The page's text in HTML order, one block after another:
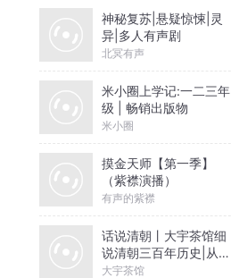
神秘复苏|悬疑惊悚|灵
异|多人有声剧
北冥有声
米小圈上学记:一二三年
级 | 畅销出版物
米小圈
摸金天师【第一季】
（紫襟演播）
有声的紫襟
话说清朝丨大宇茶馆细
说清朝三百年历史|从努
尔哈赤到末代皇帝溥仪|
大宇茶馆